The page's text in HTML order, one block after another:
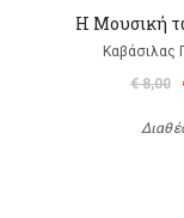
Η Μουσική
Καβάσιλας
€ 8,00